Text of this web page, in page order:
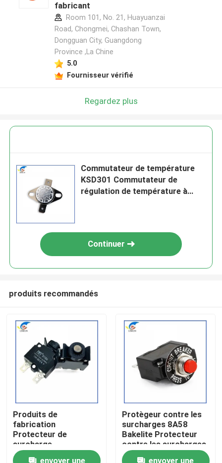
Produits
vidéo
fabricant
Room 101, No. 21, Huayuanzai
Road, Chongmei, Chashan Town,
Dongguan City, Guangdong
Province ,La Chine
5.0
Fournisseur vérifié
Regardez plus
Commutateur de température
KSD301 Commutateur de
régulation de température à
Continuer
produits recommandés
Produits de
fabrication
Protecteur de
surcharge
d'alimentation 88-15A
envoyer une
Protègeur contre les
surcharges 8A58
Bakelite Protecteur
contre les surcharges
de courant à tête
envoyer une